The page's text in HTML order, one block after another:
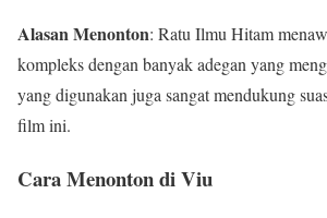
Alasan Menonton: Ratu Ilmu Hitam
kompleks dengan banyak adegan yang
yang digunakan juga sangat mendukung
film ini.
Cara Menonton di Viu